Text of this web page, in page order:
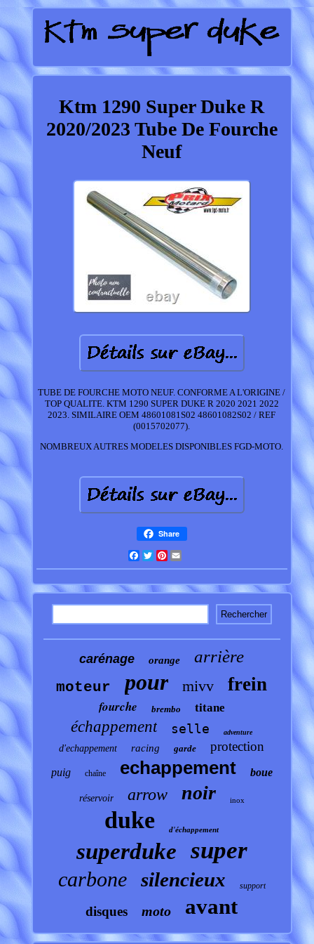
Ktm 1290 Super Duke R
2020/2023 Tube De Fourche
Neuf
TUBE DE FOURCHE MOTO NEUF. CONFORME A L'ORIGINE /
TOP QUALITE. KTM 1290 SUPER DUKE R 2020 2021 2022
2023. SIMILAIRE OEM 48601081S02 48601082S02 / REF
(0015702077).
NOMBREUX AUTRES MODELES DISPONIBLES FGD-MOTO.
Share
Facebook
TwitterPinterest
carénage orange arrière
moteur pour mivv frein
fourche brembo titane
échappement selle adventure
d'echappement racing garde protection
puig chaîne echappement boue
réservoir arrow noir inox
duke d'échappement
superduke super
carbone silencieux support
disques moto avant